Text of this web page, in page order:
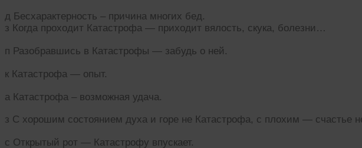
д Бесхарактерность – причина многих бед.
з Когда проходит Катастрофа — приходит вялость, скука, болезни…
п Разобравшись в Катастрофы — забудь о ней.
к Катастрофа — опыт.
а Катастрофа – возможная удача.
з С хорошим состоянием духа и горе не Катастрофа, с плохим — счастье
с Открытый рот — Катастрофу впускает.